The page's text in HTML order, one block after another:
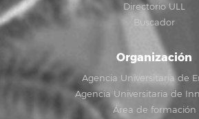
Directorio ULL
Buscador
Organización
Agencia Universitaria de
Agencia Universitaria de
Área de formación